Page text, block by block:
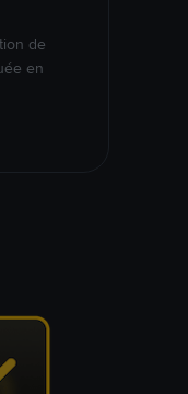
de
en